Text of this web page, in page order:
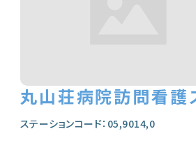
丸山荘病院訪問看護
ステーションコード：05,9014,0